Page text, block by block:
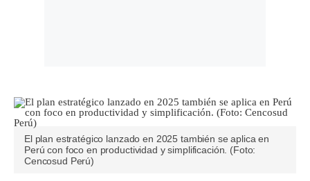
El plan estratégico lanzado en 2025 también se aplica en
Perú con foco en productividad y simplificación. (Foto:
Cencosud Perú)